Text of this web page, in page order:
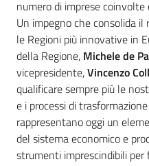
numero di imprese
Un impegno che consolida il
le Regioni più innovative in
della Regione, Michele de
vicepresidente,Vincenzo
qualificare sempre più le
e i processi di
rappresentano oggi un
del sistema economico e
strumenti imprescindibili per